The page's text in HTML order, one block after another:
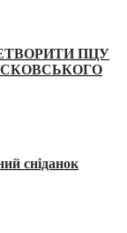
ПЦУ
сніданок